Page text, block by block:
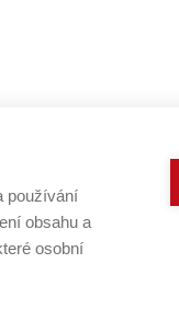
používání
obsahu a
osobní